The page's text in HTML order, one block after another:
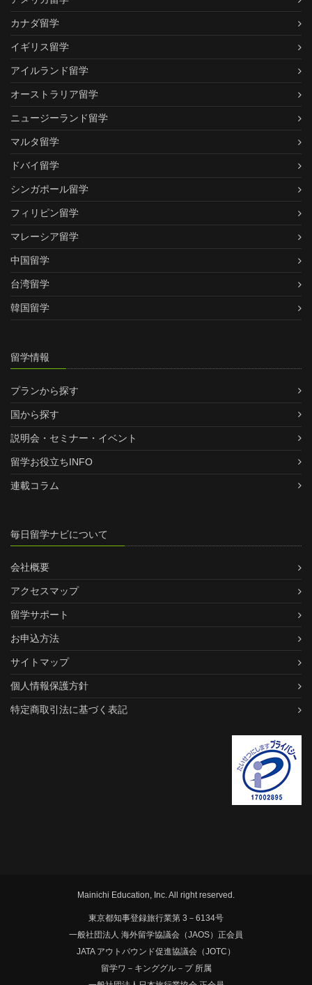
カナダ留学
イギリス留学
アイルランド留学
オーストラリア留学
ニュージーランド留学
マルタ留学
ドバイ留学
シンガポール留学
フィリピン留学
マレーシア留学
中国留学
台湾留学
韓国留学
留学情報
プランから探す
国から探す
説明会・セミナー・イベント
留学お役立ちINFO
連載コラム
毎日留学ナビについて
会社概要
アクセスマップ
留学サポート
お申込方法
サイトマップ
個人情報保護方針
特定商取引法に基づく表記
Mainichi Education, Inc. All right reserved.
東京都知事登録旅行業第 3－6134号
一般社団法人 海外留学協議会（JAOS）正会員
JATA アウトバウンド促進協議会（JOTC）
留学ワ－キンググル－プ 所属